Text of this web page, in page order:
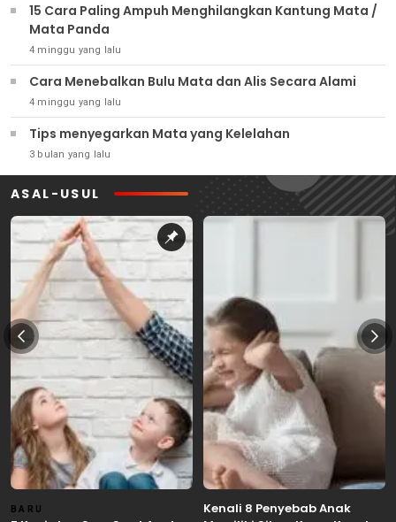
15 Cara Paling Ampuh Menghilangkan Kantung Mata /
Mata Panda
4 minggu yang lalu
Cara Menebalkan Bulu Mata dan Alis Secara Alami
4 minggu yang lalu
Tips menyegarkan Mata yang Kelelahan
3 bulan yang lalu
ASAL-USUL
BARU
Kenali 8 Penyebab Anak